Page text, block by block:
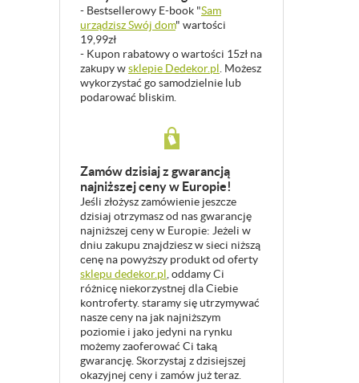
- Bestsellerowy E-book "Sam
urządzisz Swój dom" wartości
19,99zł
- Kupon rabatowy o wartości 15zł na
zakupy wsklepie Dedekor.pl. Możesz
wykorzystać go samodzielnie lub
podarować bliskim.
Zamów dzisiaj z gwarancją
najniższej ceny w Europie!
Jeśli złożysz zamówienie jeszcze
dzisiaj otrzymasz od nas gwarancję
najniższej ceny w Europie: Jeżeli w
dniu zakupu znajdziesz w sieci niższą
cenę na powyższy produkt od oferty
sklepu dedekor.pl, oddamy Ci
różnicę niekorzystnej dla Ciebie
kontroferty. staramy się utrzymywać
nasze ceny na jak najniższym
poziomie i jako jedyni na rynku
możemy zaoferować Ci taką
gwarancję. Skorzystaj z dzisiejszej
okazyjnej ceny i zamów już teraz.